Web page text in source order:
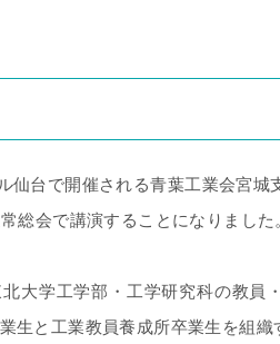
仙台で開催される青葉工業会宮城
総会で講演することになりました
大学工学部・工学研究科の教員
生と工業教員養成所卒業生を組織